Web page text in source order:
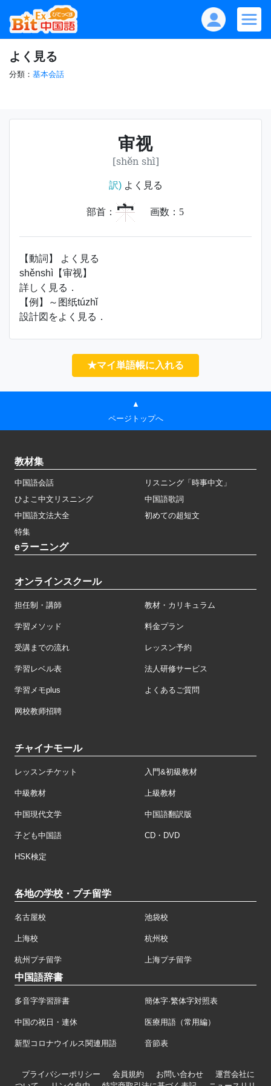
よく見る
分類： 基本会話
审视
[shěn shì]
訳)よく見る
部首： 宀 画数： 5
【動詞】 よく見る
shěnshì【审视】
詳しく見る．
【例】～图纸túzhǐ
設計図をよく見る．
★マイ単語帳に入れる
▲
ページトップへ
教材集
中国語会話
リスニング「時事中文」
ひよこ中文リスニング
中国語歌詞
中国語文法大全
初めての超短文
特集
eラーニング
オンラインスクール
担任制・講師 教材・カリキュラム
学習メソッド 料金プラン
受講までの流れ レッスン予約
学習レベル表 法人研修サービス
学習メモplus よくあるご質問
网校教师招聘
チャイナモール
レッスンチケット 入門&初級教材
中級教材 上級教材
中国現代文学 中国語翻訳版
子ども中国語 CD・DVD
HSK検定
各地の学校・プチ留学
名古屋校 池袋校
上海校 杭州校
杭州プチ留学 上海プチ留学
中国語辞書
多音字学習辞書 簡体字·繁体字対照表
中国の祝日・連休 医療用語（常用編）
新型コロナウイルス関連用語 音節表
プライバシーポリシー 会員規約 お問い合わせ
運営会社に